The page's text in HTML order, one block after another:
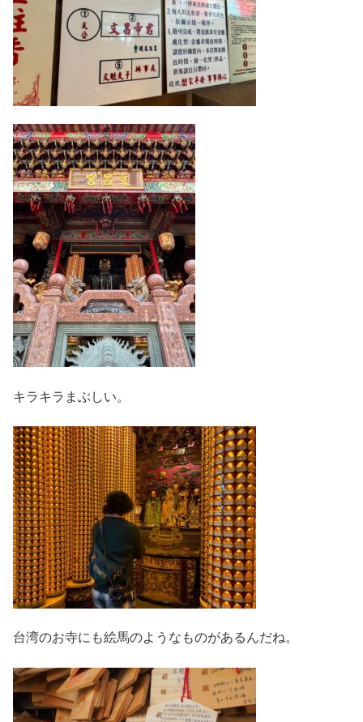
キラキラまぶしい。
台湾のお寺にも絵馬のようなものがあるんだね。